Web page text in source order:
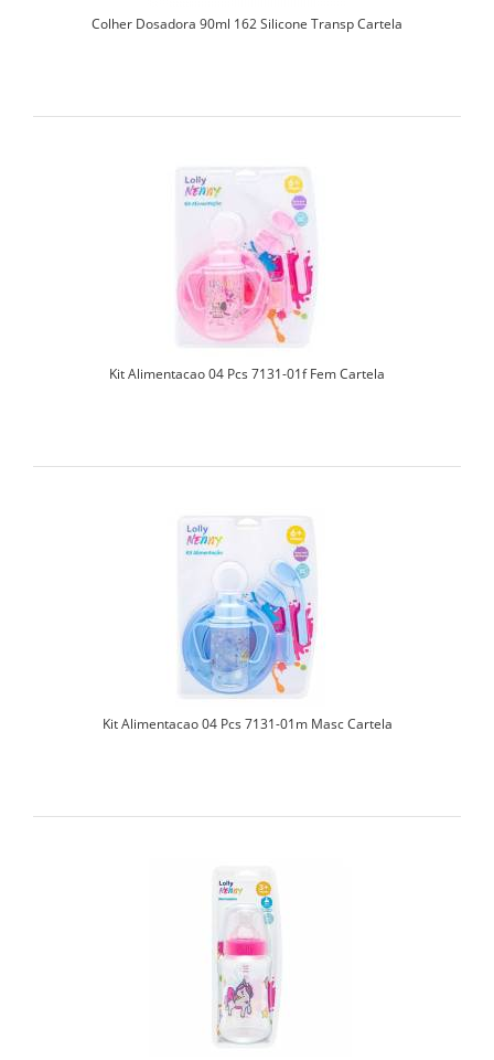
Colher Dosadora 90ml 162 Silicone Transp Cartela
Kit Alimentacao 04 Pcs 7131-01f Fem Cartela
Kit Alimentacao 04 Pcs 7131-01m Masc Cartela